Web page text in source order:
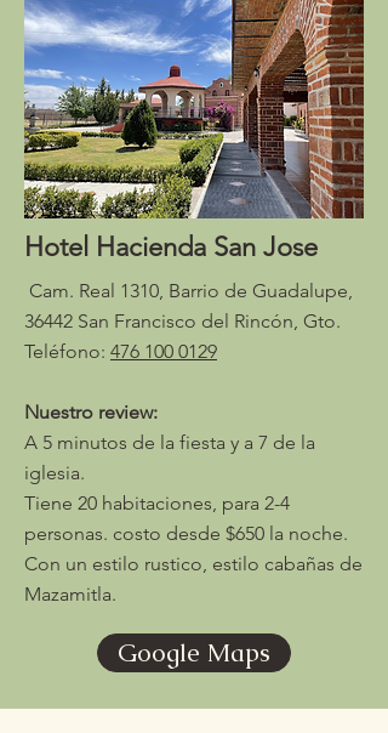
Hotel Hacienda San Jose
Cam. Real 1310, Barrio de Guadalupe,
36442 San Francisco del Rincón, Gto.
Teléfono: 476 100 0129
Nuestro review:
A 5 minutos de la fiesta y a 7 de la
iglesia.
Tiene 20 habitaciones, para 2-4
personas. costo desde $650 la noche.
Con un estilo rustico, estilo cabañas de
Mazamitla.
Google Maps